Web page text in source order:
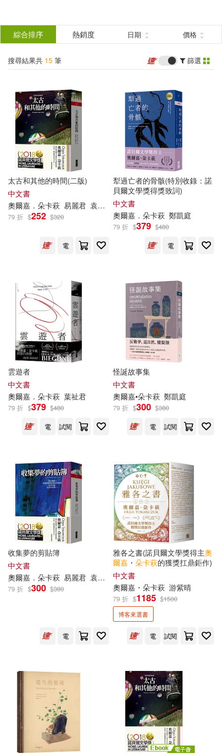
結
分類 (單選)
所有商品(15) 圖書(8)
電子書(7)
作者 (可複選)
奧爾嘉．朵卡萩(10)
奧爾嘉•朵卡萩(2)
奧爾嘉・朵卡萩(2)
（波）奧爾嘉‧朵卡萩(1)
出版社 (可複選)
大塊文化(14)
四川人民出版社(1)
配送方式 (可複選)
可超商取貨(8) 可海外宅配(8)
可港澳店取(8)
可新加坡店取(8)
可菲律賓店取(8)
電子書 (可複選)
其他 (可複選)
現在可購買商品(14)
綜合排序 熱銷度 日期 價格
搜尋結果共 15 筆 篩選
太古和其他的時間(二版)
中文書
奧爾嘉 ． 朵卡萩 易麗君 袁漢鎔
79 折 $252 $320
電
犁過亡者的骨骸(特別收錄：諾
貝爾文學獎得獎致詞)
中文書
奧爾嘉 ． 朵卡萩 鄭凱庭
79 折 $379 $480
電
雲遊者
中文書
奧爾嘉 ． 朵卡萩 葉祉君
79 折 $379 $480
電
試閱
怪誕故事集
中文書
奧爾嘉•朵卡萩 鄭凱庭
79 折 $300 $380
電
試閱
收集夢的剪貼簿
中文書
奧爾嘉 ． 朵卡萩 易麗君 袁漢鎔
79 折 $300 $380
電
雅各之書(諾貝爾文學獎得主奧
爾嘉 ・ 朵卡萩的獲獎扛鼎鉅作)
中文書
奧爾嘉 ・ 朵卡萩 游紫晴
79 折 $1185 $1500
博客來選書
電 試閱